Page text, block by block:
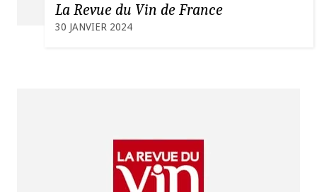
La Revue du Vin de France
30 JANVIER 2024